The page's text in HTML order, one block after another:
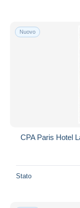
Nuovo
CPA Paris Hotel
Stato